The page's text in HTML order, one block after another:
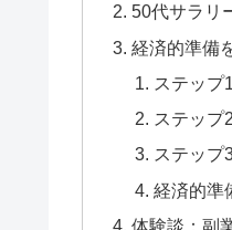
50代サラリ
経済的準備
ステップ
ステップ
ステップ
経済的準
体験談：副